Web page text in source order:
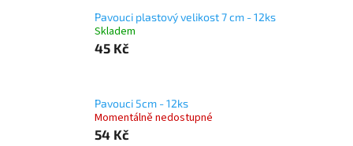
Pavouci plastový velikost 7 cm - 12ks
Skladem
45 Kč
Pavouci 5cm - 12ks
Momentálně nedostupné
54 Kč